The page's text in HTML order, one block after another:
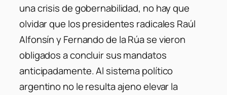
una crisis de gobernabilidad, no hay que
olvidar que los presidentes radicales Raúl
Alfonsín y Fernando de la Rúa se vieron
obligados a concluir sus mandatos
anticipadamente. Al sistema político
argentino no le resulta ajeno elevar la